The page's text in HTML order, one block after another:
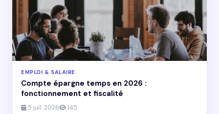
EMPLOI & SALAIRE
Compte épargne temps en 2026 :
fonctionnement et fiscalité
5 juil. 2026 145